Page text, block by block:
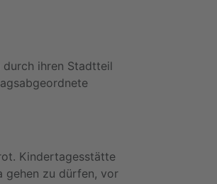
durch ihren Stadtteil
Kindertagesstätte
gehen zu dürfen, vor